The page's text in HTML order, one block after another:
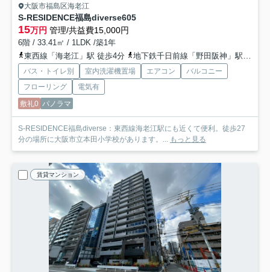
大阪市福島区海老江
S-RESIDENCE福島diverse605
15万円 管理/共益費15,000円
6階 / 33.41㎡ / 1LDK /築1年
東西線「海老江」駅 徒歩4分
地下鉄千日前線「野田阪神」駅 徒歩4分
バス・トイレ別 室内洗濯機置場 エアコン
バルコニー
フローリング
電気有
敷礼0 パノラマ
S-RESIDENCE福島diverse：東西線海老江駅にも近くて便利。徒歩27
分の場所に大阪市立本田小学校があります。...
もっと見る
賃貸マンション